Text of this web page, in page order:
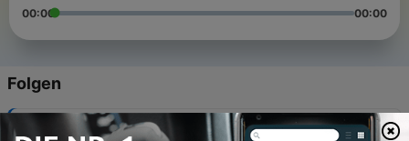
00:00 00:00
Folgen
اپیزود هفدهم | از قبیله تا الگوریتم